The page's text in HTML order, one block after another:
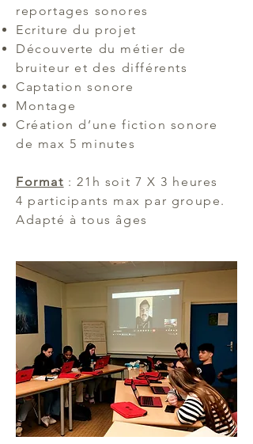
reportages sonores
Ecriture du projet
Découverte du métier de
bruiteur et des différents
Captation sonore
Montage
Création d’une fiction sonore
de max 5 minutes
Format : 21h soit 7 X 3 heures
4 participants max par groupe.
Adapté à tous âges